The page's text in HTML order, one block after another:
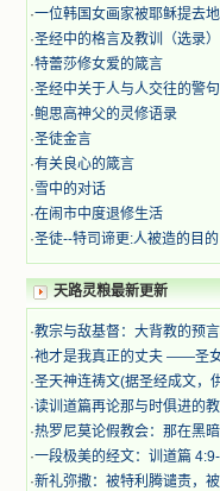
我的脑子里。读这些圣书时
汹涌起伏，欣喜不能自已。
这些圣人们如何在与主的交
灵命的更新，德行的馨香如
庭。啊，在这世上曾住过那
的圣人，为了传播福音，他
人，舍下了他们手中的一切
踏上了异国他乡，到没有人
的世界里去。啊，若不是主
我可能到死还不认识他
的心灵从主给我的这些圣人
选取了最美的色彩；当他们
我面前展开时，我是多么
奋啊！当我读到他们为主
迫、凌辱，为将福音广传
时，我为他们的在天之灵祈
着，为自已的同胞带给他们
哀号。我一遍遍地重读那一
的斑斑泪痕弄得模糊不清的
些被主的爱火所燃烧而离开
中国的传教士，我多么爱你
心中流淌着多少感激的
们受苦却觉得喜乐，因为他
·一位韩国女画家被耶稣提去
·圣经中的格言及教训（选录）
·特蕾莎修女爱的箴言
·圣经中关于人与人交往的警句
·鲍思高神父的灵修语录
·圣徒金言
·有关良心的箴言
·雪中的对话
·在闹市中度退修生活
·圣徒--特司谛更:人被造的目的
天路灵粮最新更新
·教宗与敌基督：大背教的预
·祂才是我真正的丈夫 ——圣
·圣天神连祷文(据圣经成文，
·读训道篇再论那与时俱进的
·热罗尼莫论假教会：那在黑
·一段极美的经文：训道篇
·新礼弥撒：被特利腾谴责，